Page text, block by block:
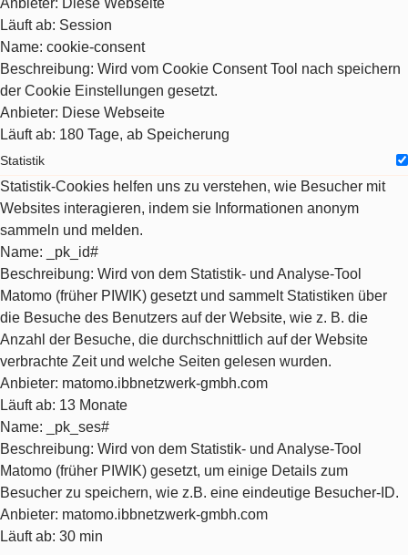
Anbieter: Diese Webseite
Läuft ab: Session
Name: cookie-consent
Beschreibung: Wird vom Cookie Consent Tool nach speichern
der Cookie Einstellungen gesetzt.
Anbieter: Diese Webseite
Läuft ab: 180 Tage, ab Speicherung
Statistik
Statistik-Cookies helfen uns zu verstehen, wie Besucher mit
Websites interagieren, indem sie Informationen anonym
sammeln und melden.
Name: _pk_id#
Beschreibung: Wird von dem Statistik- und Analyse-Tool
Matomo (früher PIWIK) gesetzt und sammelt Statistiken über
die Besuche des Benutzers auf der Website, wie z. B. die
Anzahl der Besuche, die durchschnittlich auf der Website
verbrachte Zeit und welche Seiten gelesen wurden.
Anbieter: matomo.ibbnetzwerk-gmbh.com
Läuft ab: 13 Monate
Name: _pk_ses#
Beschreibung: Wird von dem Statistik- und Analyse-Tool
Matomo (früher PIWIK) gesetzt, um einige Details zum
Besucher zu speichern, wie z.B. eine eindeutige Besucher-ID.
Anbieter: matomo.ibbnetzwerk-gmbh.com
Läuft ab: 30 min